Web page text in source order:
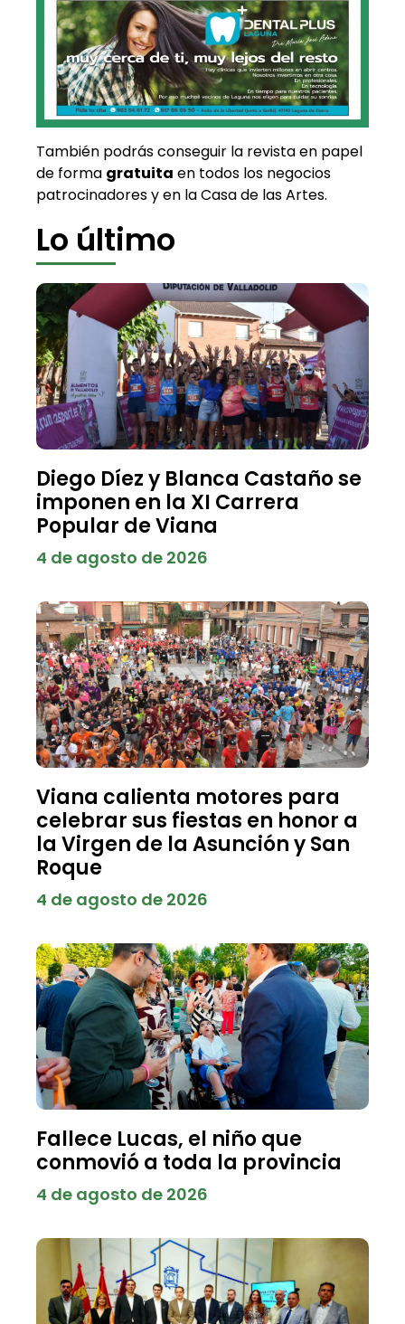
También podrás conseguir la revista en papel
de forma gratuita en todos los negocios
patrocinadores y en la Casa de las Artes.
Lo último
Diego Díez y Blanca Castaño se
imponen en la XI Carrera
Popular de Viana
4 de agosto de 2026
Viana calienta motores para
celebrar sus fiestas en honor a
la Virgen de la Asunción y San
Roque
4 de agosto de 2026
Fallece Lucas, el niño que
conmovió a toda la provincia
4 de agosto de 2026